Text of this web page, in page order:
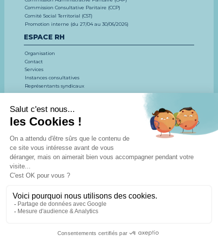
Commission Consultative Paritaire (CCP)
Comité Social Territorial (CST)
Promotion interne (du 27/04 au 30/06/2026)
ESPACE RH
Organisation
Contact
Services
Instances consultatives
Représentants syndicaux
CONCOURS ET EXAMENS
FORMATION
ESPACE DOCUMENTAIRE
Actualités